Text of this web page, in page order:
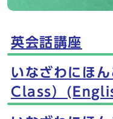
メインメニュー
英会話講座
いなざわにほ
Class）